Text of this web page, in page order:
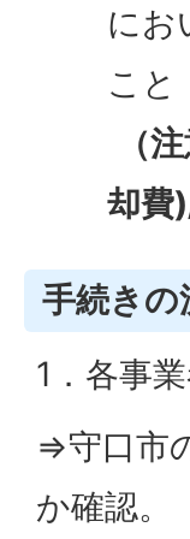
にお
こと
（
却費
手続きの
1．各事
⇒守口市
か確認。